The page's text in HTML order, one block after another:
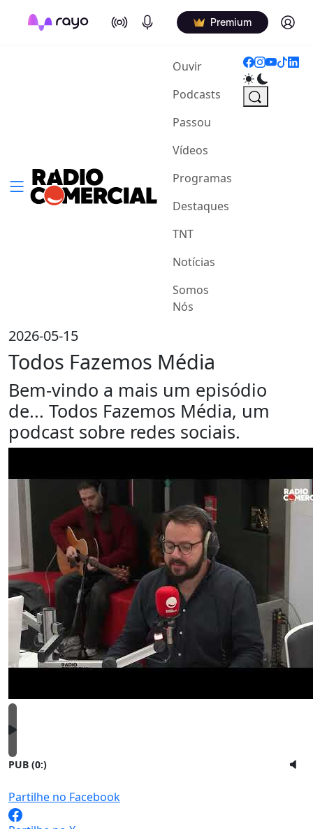
On Air Podcasts Premium Log in
Ouvir(current)
Podcasts
Passou
Vídeos
Programas
Destaques
TNT
Notícias
Somos
Nós
2026-05-15
Todos Fazemos Média
Bem-vindo a mais um episódio
de... Todos Fazemos Média, um
podcast sobre redes sociais.
PUB (0:)
Partilhe no Facebook